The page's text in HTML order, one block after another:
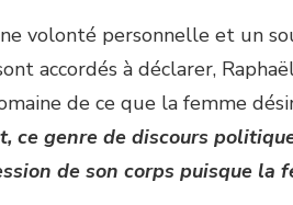
volonté personnelle et un
accordés à déclarer,
de ce que la femme
ce genre de discours
de son corps puisque la